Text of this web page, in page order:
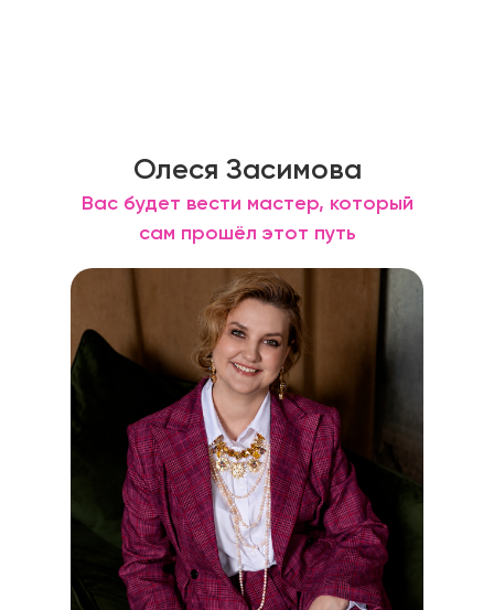
Олеся Засимова
Вас будет вести мастер, который
сам прошёл этот путь